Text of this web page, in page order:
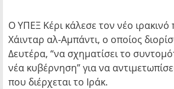
Ο ΥΠΕΞ Κέρι κάλεσε τον νέο
Χάινταρ αλ-Αμπάντι, ο οποίος
Δευτέρα, “να σχηματίσει το
νέα κυβέρνηση” για να
που διέρχεται το Ιράκ.